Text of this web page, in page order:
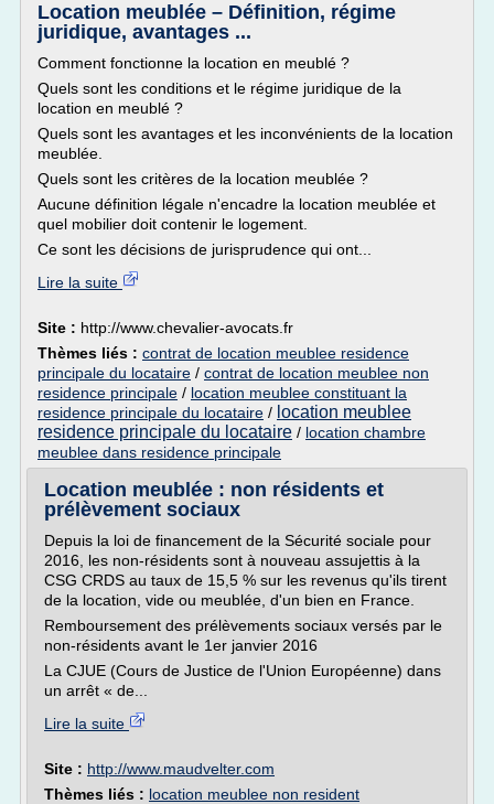
Location meublée – Définition, régime
juridique, avantages ...
Comment fonctionne la location en meublé ?
Quels sont les conditions et le régime juridique de la
location en meublé ?
Quels sont les avantages et les inconvénients de la location
meublée.
Quels sont les critères de la location meublée ?
Aucune définition légale n'encadre la location meublée et
quel mobilier doit contenir le logement.
Ce sont les décisions de jurisprudence qui ont...
Lire la suite
Site : http://www.chevalier-avocats.fr
Thèmes liés : contrat de location meublee residence
principale du locataire / contrat de location meublee non
residence principale / location meublee constituant la
residence principale du locataire / location meublee
residence principale du locataire / location chambre
meublee dans residence principale
Location meublée : non résidents et
prélèvement sociaux
Depuis la loi de financement de la Sécurité sociale pour
2016, les non-résidents sont à nouveau assujettis à la
CSG CRDS au taux de 15,5 % sur les revenus qu'ils tirent
de la location, vide ou meublée, d'un bien en France.
Remboursement des prélèvements sociaux versés par le
non-résidents avant le 1er janvier 2016
La CJUE (Cours de Justice de l'Union Européenne) dans
un arrêt « de...
Lire la suite
Site : http://www.maudvelter.com
Thèmes liés : location meublee non resident